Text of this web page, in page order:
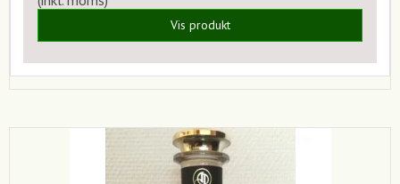
Vis produkt